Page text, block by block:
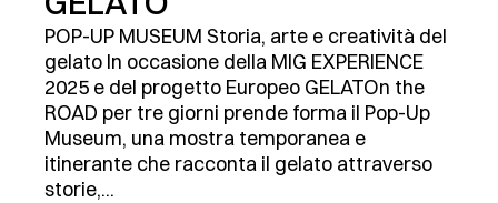
POP-UP MUSEUM Storia, arte e creatività del
gelato In occasione della MIG EXPERIENCE
2025 e del progetto Europeo GELATOn the
ROAD per tre giorni prende forma il Pop-Up
Museum, una mostra temporanea e
itinerante che racconta il gelato attraverso
storie,...